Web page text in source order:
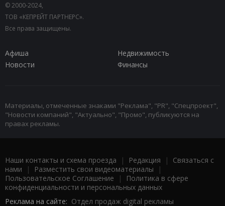
© 2000-2024,
ТОВ «КЕПРЕЙТ ПАРТНЕРС».
Все права защищены.
Афиша
Недвижимость
Новости
Финансы
Материалы, отмеченные знаками "Реклама", "PR", "Спецпроект",
"Новости компаний", "Актуально", "Промо", публикуются на
правах рекламы.
Наши контакты и схема проезда | Редакция | Связаться с
нами | Разместить свои видеоматериалы |
Пользовательское Соглашение |
Политика в сфере
конфиденциальности и персональных данных
Реклама на сайте: Отдел продаж digital рекламы